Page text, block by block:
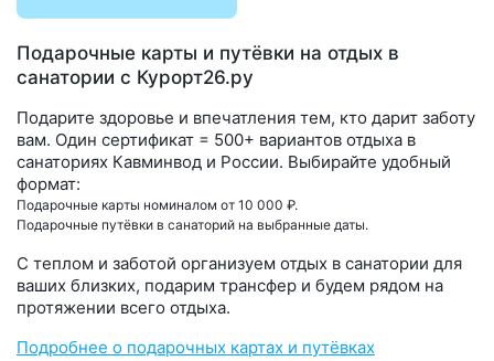
Подарочные карты и путёвки на отдых в
санатории с Курорт26.ру
Подарите здоровье и впечатления тем, кто дарит заботу
вам. Один сертификат = 500+ вариантов отдыха в
санаториях Кавминвод и России. Выбирайте удобный
формат:
Подарочные карты номиналом от 10 000 ₽.
Подарочные путёвки в санаторий на выбранные даты.
С теплом и заботой организуем отдых в санатории для
ваших близких, подарим трансфер и будем рядом на
протяжении всего отдыха.
Подробнее о подарочных картах и путёвках